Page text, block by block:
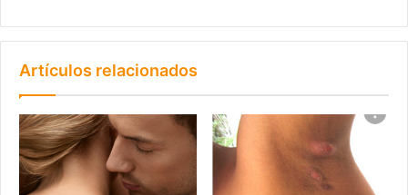
Artículos relacionados